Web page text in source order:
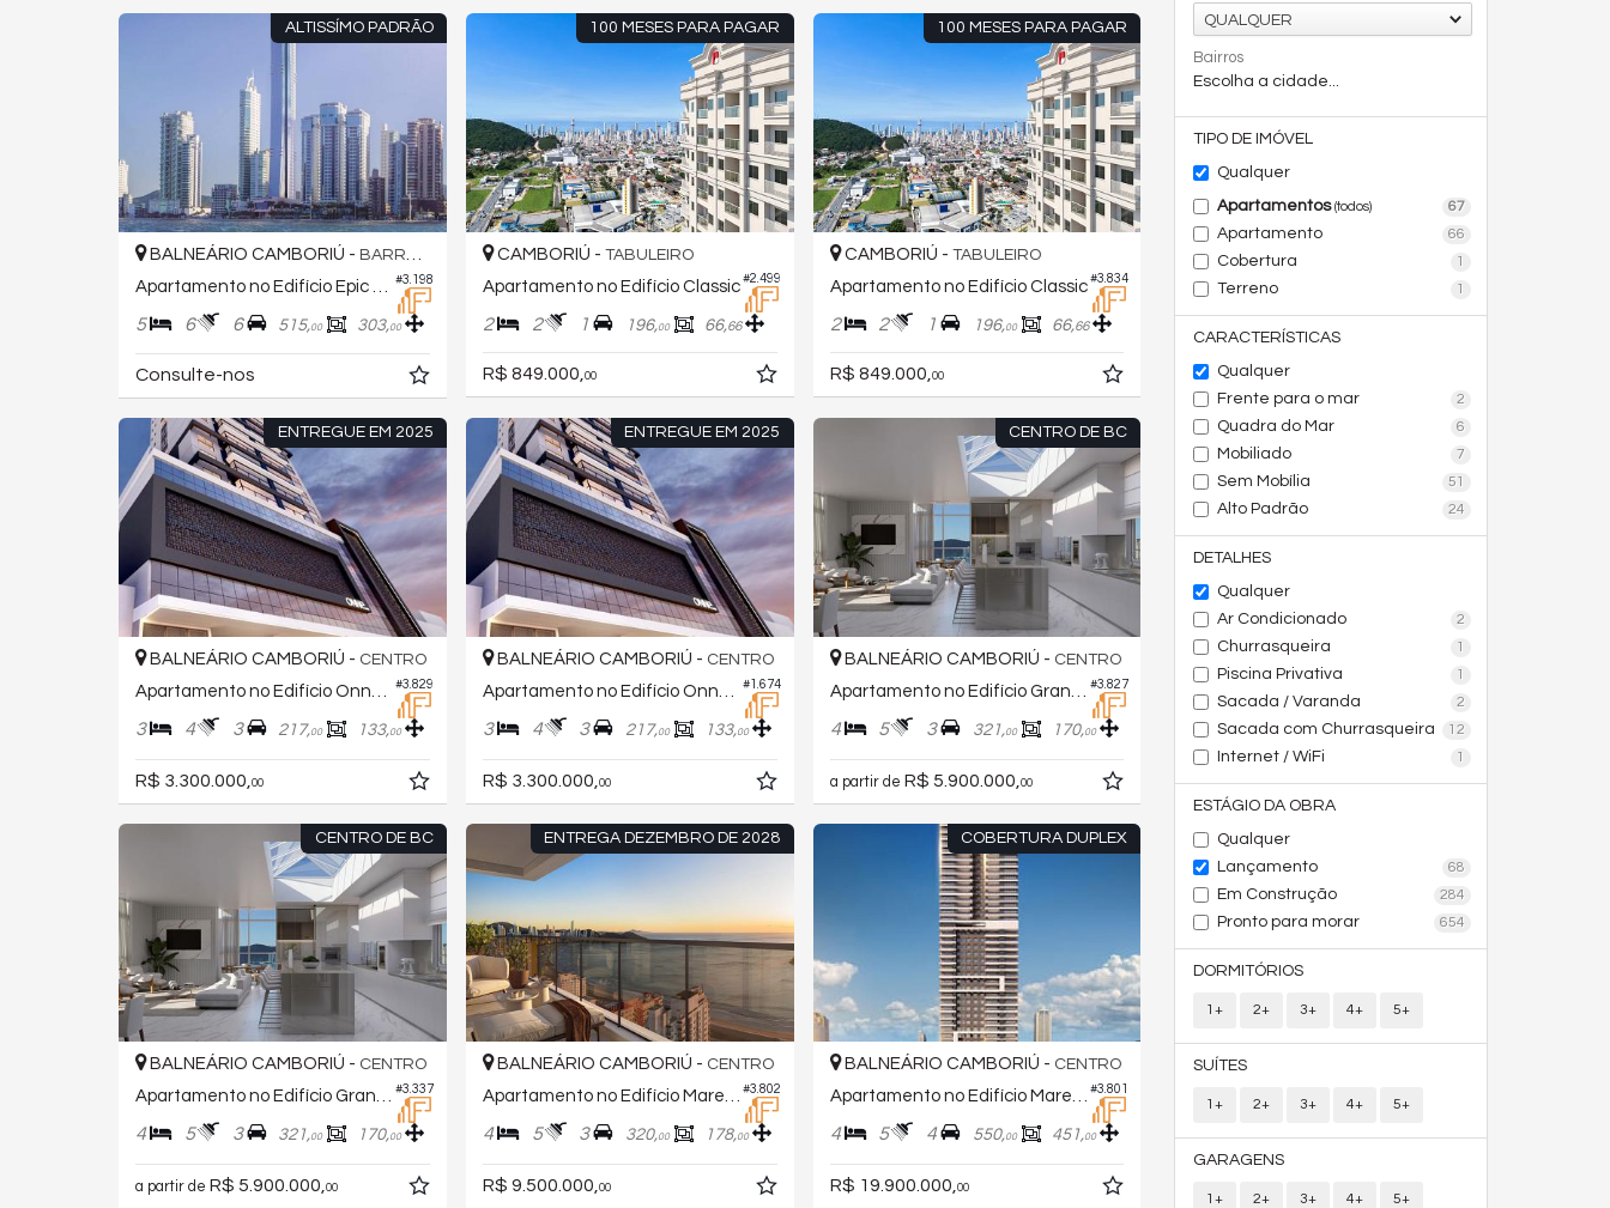
QUALQUER
Bairros
Escolha a cidade...
TIPO DE IMÓVEL
Qualquer
Apartamentos(todos) 67
Apartamento 66
Cobertura 1
Terreno 1
CARACTERÍSTICAS
Qualquer
Frente para o mar
2
Quadra do Mar 6
Mobiliado 7
Sem Mobília 51
Alto Padrão 24
DETALHES
Qualquer
Ar Condicionado
2
Churrasqueira 1
Piscina Privativa 1
Sacada / Varanda 2
Sacada com Churrasqueira 12
Internet / WiFi 1
ESTÁGIO DA OBRA
Qualquer
Lançamento
68
Em Construção 284
Pronto para morar 654
DORMITÓRIOS
1+ 2+ 3+ 4+ 5+
SUÍTES
1+ 2+ 3+ 4+ 5+
GARAGENS
1+ 2+ 3+ 4+ 5+
ALTISSÍMO PADRÃO
#3.198
BALNEÁRIO CAMBORIÚ - BARRA SUL
Apartamento no Edifício Epic Tower
5 6 6 515,00 303,00
Consulte-nos
100 MESES PARA PAGAR
#2.499
CAMBORIÚ - TABULEIRO
Apartamento no Edifício Classic
2 2 1 196,00 66,66
R$ 849.000,00
100 MESES PARA PAGAR
#3.834
CAMBORIÚ - TABULEIRO
Apartamento no Edifício Classic
2 2 1 196,00 66,66
R$ 849.000,00
ENTREGUE EM 2025
#3.829
BALNEÁRIO CAMBORIÚ - CENTRO
Apartamento no Edifício Onne Home Residence
3 4 3 217,00 133,00
R$ 3.300.000, 00
ENTREGUE EM 2025
#1.674
BALNEÁRIO CAMBORIÚ - CENTRO
Apartamento no Edifício Onne Home Residence
3 4 3 217,00 133,00
R$ 3.300.000, 00
CENTRO DE BC
#3.827
BALNEÁRIO CAMBORIÚ - CENTRO
Apartamento no Edifício Grand Place Tower
4 5 3 321,00 170,00
a partir de R$ 5.900.000, 00
CENTRO DE BC
#3.337
BALNEÁRIO CAMBORIÚ - CENTRO
Apartamento no Edifício Grand Place Tower
4 5 3 321,00 170,00
a partir de R$ 5.900.000, 00
ENTREGA DEZEMBRO DE 2028
#3.802
BALNEÁRIO CAMBORIÚ - CENTRO
Apartamento no Edifício Marena
4 5 3 320,00 178,00
R$ 9.500.000, 00
COBERTURA DUPLEX
#3.801
BALNEÁRIO CAMBORIÚ - CENTRO
Apartamento no Edifício Marena
4 5 4 550,00 451,00
R$ 19.900.000, 00